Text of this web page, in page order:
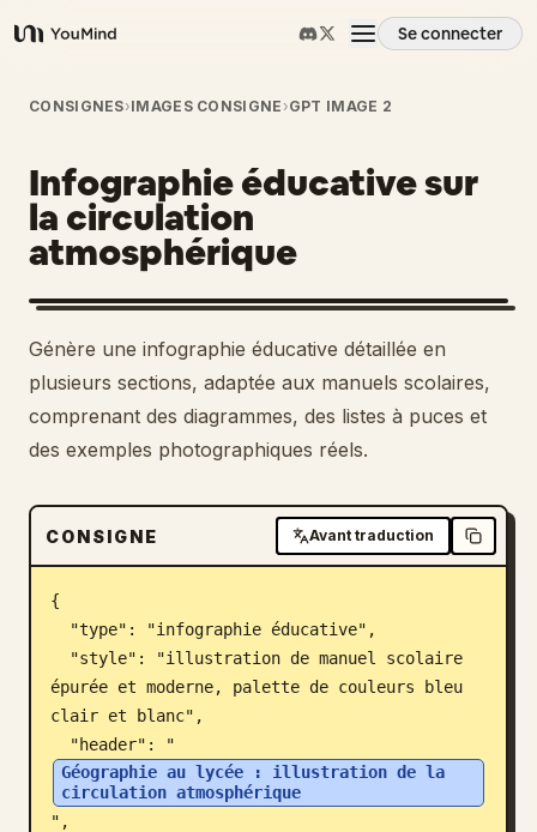
YouMind
Se connecter
Aperçu
Cas d'usage
Compétences
Invites
Tarifs
Blog
Mises à jour
CONSIGNES›IMAGES CONSIGNE ›GPT IMAGE 2
Infographie éducative sur
la circulation
atmosphérique
Génère une infographie éducative détaillée en
plusieurs sections, adaptée aux manuels scolaires,
comprenant des diagrammes, des listes à puces et
des exemples photographiques réels.
CONSIGNE Avant traduction
{
épurée et moderne, palette de couleurs bleu
clair et blanc",
  "header": "
Géographie au lycée : illustration de la
circulation atmosphérique
",